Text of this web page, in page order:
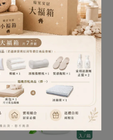
條根外用噴劑加強型
120ml
NT$299~NT$499
加入購物車